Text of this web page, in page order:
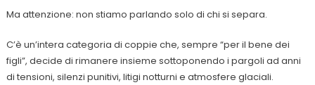
Ma attenzione: non stiamo parlando solo di chi si separa.
C’è un’intera categoria di coppie che, sempre “per il bene dei
figli”, decide di rimanere insieme sottoponendo i pargoli ad anni
di tensioni, silenzi punitivi, litigi notturni e atmosfere glaciali.